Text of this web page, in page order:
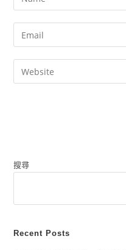
your
name
comment
Enter
your
email
address
Enter
your
搜尋
Recent Posts